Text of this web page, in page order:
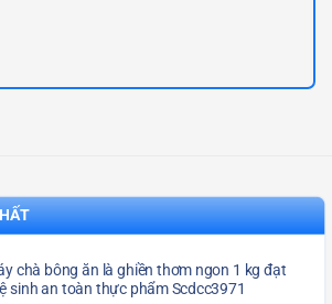
chà bông ăn là ghiền thơm ngon 1 kg đạt
sinh an toàn thực phẩm Scdcc3971